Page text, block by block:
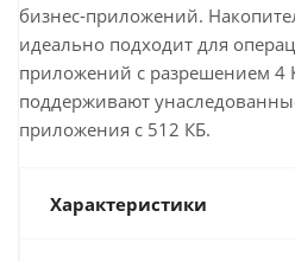
бизнес-приложений.
идеально подходит для
приложений с разрешением 4
поддерживают
приложения с 512 КБ.
Характеристики